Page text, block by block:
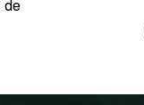
de